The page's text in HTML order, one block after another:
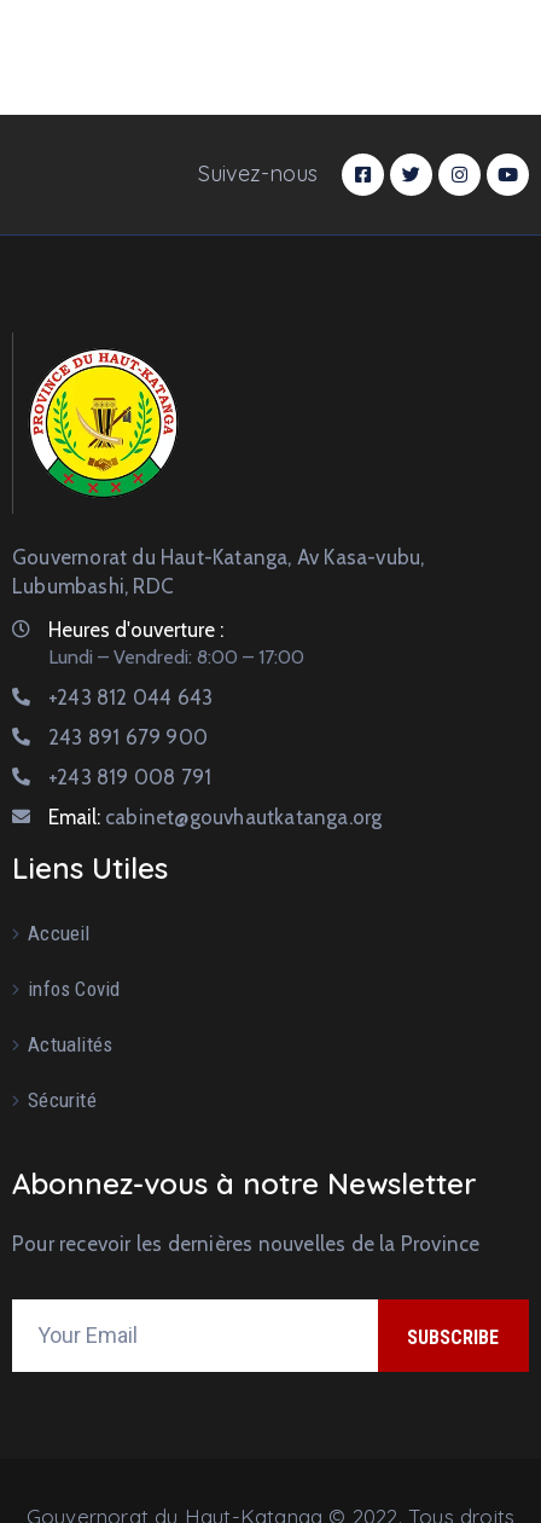
Suivez-nous
Gouvernorat du Haut-Katanga, Av Kasa-vubu,
Lubumbashi, RDC
Heures d'ouverture :
Lundi – Vendredi: 8:00 – 17:00
+243 812 044 643
243 891 679 900
+243 819 008 791
Email: cabinet@gouvhautkatanga.org
Liens Utiles
Accueil
infos Covid
Actualités
Sécurité
Abonnez-vous à notre Newsletter
Pour recevoir les dernières nouvelles de la Province
Gouvernorat du Haut-Katanga © 2022. Tous droits